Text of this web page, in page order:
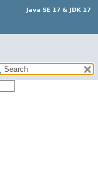
Java SE 17 & JDK 17